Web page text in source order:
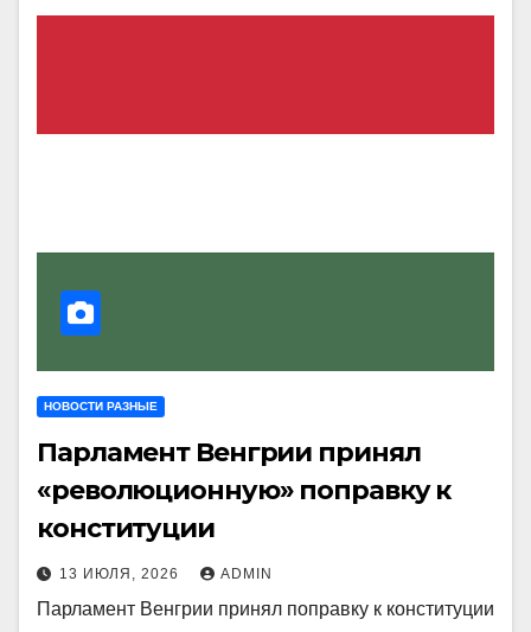
НОВОСТИ РАЗНЫЕ
Парламент Венгрии принял
«революционную» поправку к
конституции
13 ИЮЛЯ, 2026 ADMIN
Парламент Венгрии принял поправку к конституции